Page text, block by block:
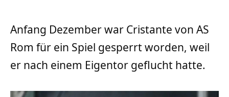
Anfang Dezember war Cristante von AS
Rom für ein Spiel gesperrt worden, weil
er nach einem Eigentor geflucht hatte.